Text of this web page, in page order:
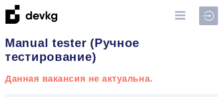
Manual tester (Ручное
тестирование)
Данная вакансия не актуальна.